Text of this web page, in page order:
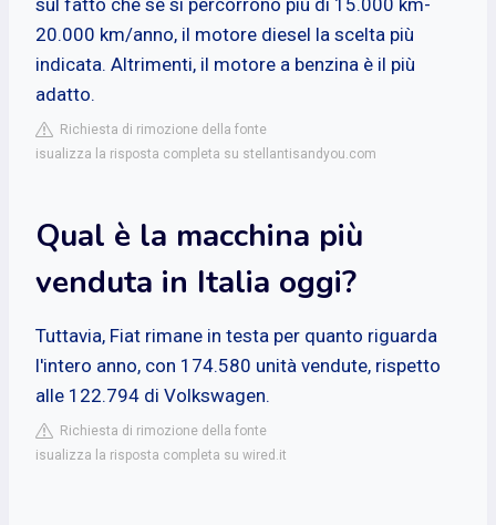
20.000 km/anno, il motore diesel la scelta più
indicata. Altrimenti, il motore a benzina è il più
adatto.
Richiesta di rimozione della fonte
isualizza la risposta completa su stellantisandyou.com
Qual è la macchina più
venduta in Italia oggi?
Tuttavia, Fiat rimane in testa per quanto riguarda
l'intero anno, con 174.580 unità vendute, rispetto
alle 122.794 di Volkswagen.
Richiesta di rimozione della fonte
isualizza la risposta completa su wired.it